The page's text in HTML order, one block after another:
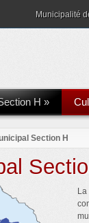
Municipalité
H »
Section H